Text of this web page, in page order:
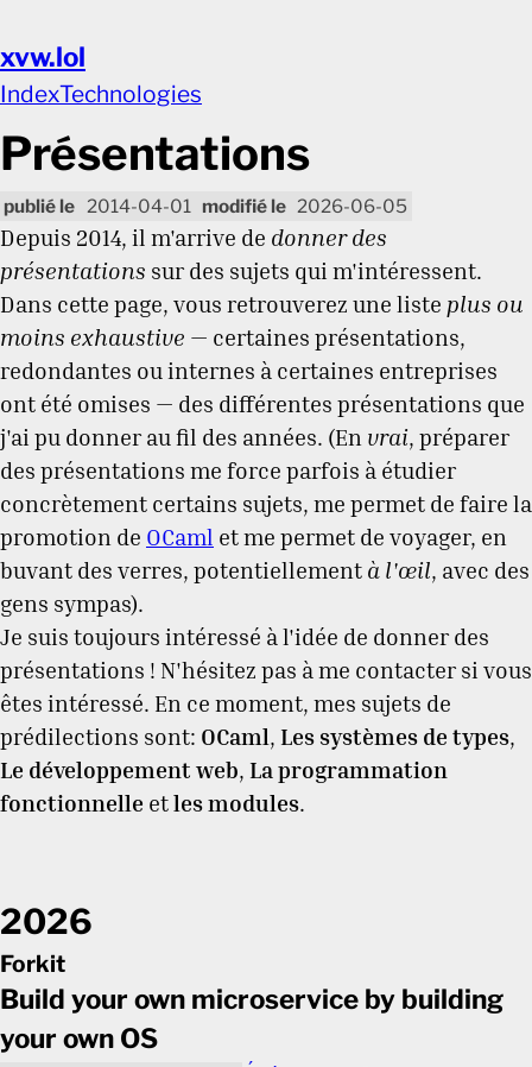
xvw.lol
IndexTechnologies
Présentations
2014-04-01 2026-06-05
Depuis 2014, il m'arrive de donner des
présentations sur des sujets qui m'intéressent.
Dans cette page, vous retrouverez une liste plus ou
moins exhaustive — certaines présentations,
redondantes ou internes à certaines entreprises
ont été omises — des différentes présentations que
j'ai pu donner au fil des années. (En vrai, préparer
des présentations me force parfois à étudier
concrètement certains sujets, me permet de faire la
promotion de OCaml et me permet de voyager, en
buvant des verres, potentiellement à l'œil, avec des
gens sympas).
Je suis toujours intéressé à l'idée de donner des
présentations ! N'hésitez pas à me contacter si vous
êtes intéressé. En ce moment, mes sujets de
prédilections sont: OCaml, Les systèmes de types,
Le développement web, La programmation
fonctionnelle etles modules.
2026
Forkit
Build your own microservice by building
your own OS